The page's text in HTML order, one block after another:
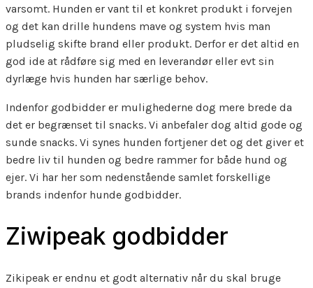
varsomt. Hunden er vant til et konkret produkt i forvejen
og det kan drille hundens mave og system hvis man
pludselig skifte brand eller produkt. Derfor er det altid en
god ide at rådføre sig med en leverandør eller evt sin
dyrlæge hvis hunden har særlige behov.
Indenfor godbidder er mulighederne dog mere brede da
det er begrænset til snacks. Vi anbefaler dog altid gode og
sunde snacks. Vi synes hunden fortjener det og det giver et
bedre liv til hunden og bedre rammer for både hund og
ejer. Vi har her som nedenstående samlet forskellige
brands indenfor hunde godbidder.
Ziwipeak godbidder
Zikipeak er endnu et godt alternativ når du skal bruge